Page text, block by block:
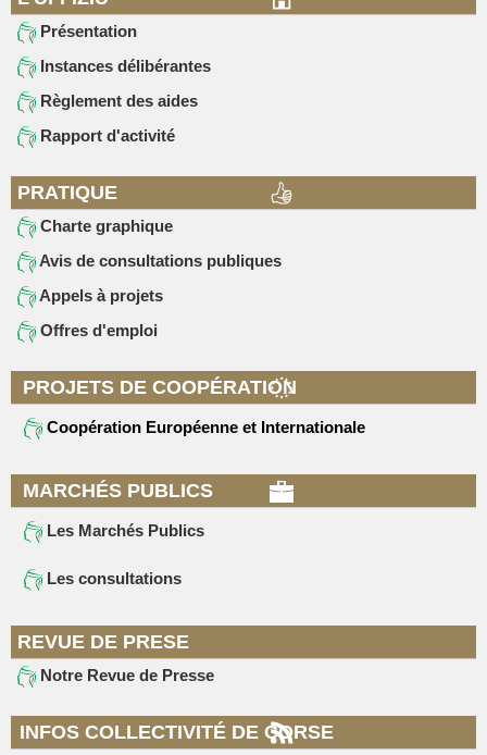
Présentation
Instances délibérantes
Règlement des aides
Rapport d'activité
PRATIQUE
Charte graphique
Avis de consultations publiques
Appels à projets
Offres d'emploi
PROJETS DE COOPÉRATION
Coopération Européenne et Internationale
MARCHÉS PUBLICS
Les Marchés Publics
Les consultations
REVUE DE PRESE
Notre Revue de Presse
INFOS COLLECTIVITÉ DE CORSE